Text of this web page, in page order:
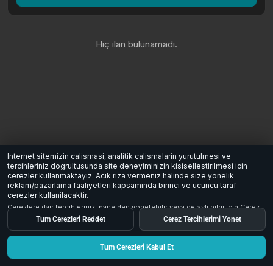
Hiç ilan bulunamadı.
Internet sitemizin calismasi, analitik calismalarin yurutulmesi ve
tercihleriniz dogrultusunda site deneyiminizin kisisellestirilmesi icin
cerezler kullanmaktayiz. Acik riza vermeniz halinde size yonelik
reklam/pazarlama faaliyetleri kapsaminda birinci ve ucuncu taraf
cerezler kullanilacaktir.
Cerezlere dair tercihlerinizi panelden yonetebilir veya detayli bilgi icinCerez
Aydinlatma Metniinceleyebilirsiniz.
Tum Cerezleri Reddet Cerez Tercihlerimi Yonet
Tum Cerezleri Kabul Et